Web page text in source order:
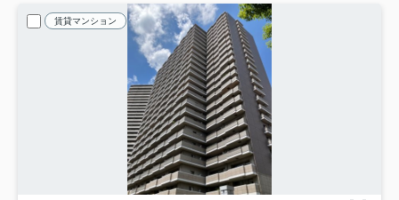
賃貸マンション